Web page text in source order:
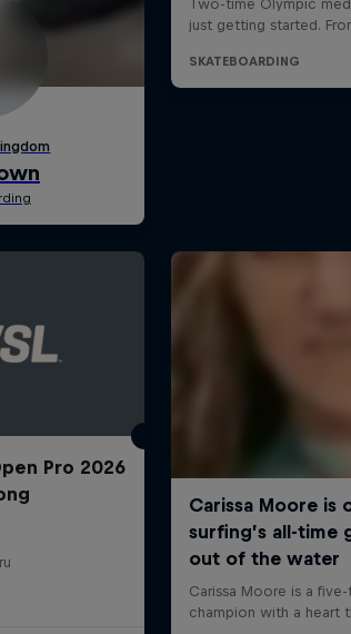
Pro 2026